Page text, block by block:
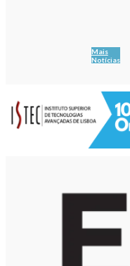
Mais
Notícias